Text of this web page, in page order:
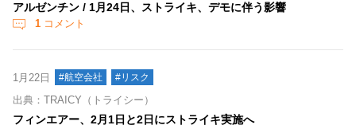
アルゼンチン / 1月24日、ストライキ、デモに伴う影響
1 コメント
1月22日 #航空会社 #リスク
出典：TRAICY（トライシー）
フィンエアー、2月1日と2日にストライキ実施へ